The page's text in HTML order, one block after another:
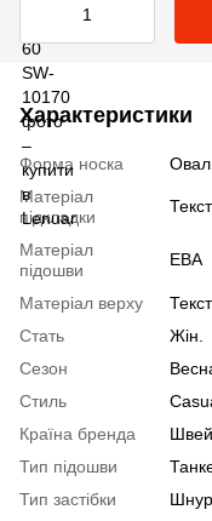
Характеристики
Форма носка
Матеріал
підкладки
Матеріал
підошви
ЕВА
Матеріал верху
Стать
Жін.
Сезон
Стиль
Країна бренда
Тип підошви
Тип застібки